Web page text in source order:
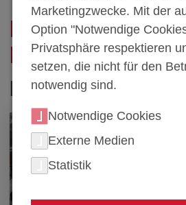
KZEUGE
FOTOS
Marketingzwecke. Mit der
Option "Notwendige
Privatsphäre respektieren
setzen, die nicht für den
notwendig sind.
Notwendige Cookies
Externe Medien
Statistik